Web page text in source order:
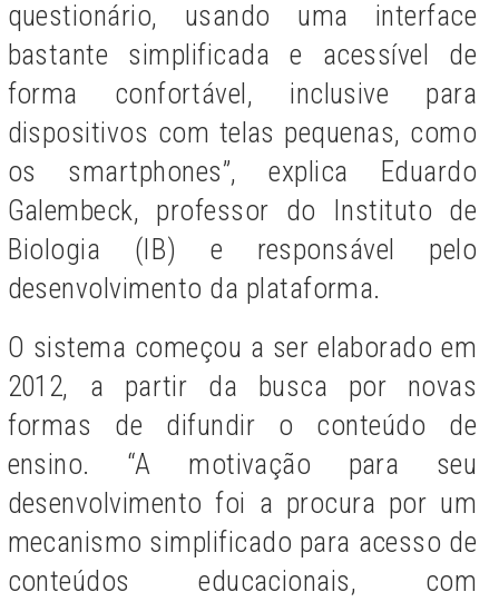
questionário, usando uma interface
bastante simplificada e acessível de
forma confortável, inclusive para
dispositivos com telas pequenas, como
os smartphones”, explica Eduardo
Galembeck, professor do Instituto de
Biologia (IB) e responsável pelo
desenvolvimento da plataforma.
O sistema começou a ser elaborado em
2012, a partir da busca por novas
formas de difundir o conteúdo de
ensino. “A motivação para seu
desenvolvimento foi a procura por um
mecanismo simplificado para acesso de
conteúdos educacionais, com